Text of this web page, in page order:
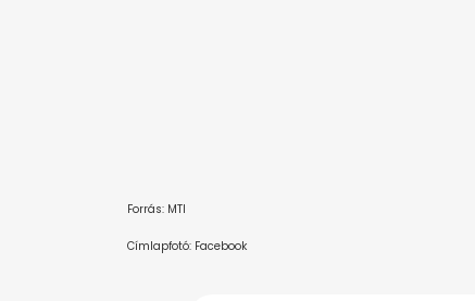
Forrás: MTI
Címlapfotó: Facebook